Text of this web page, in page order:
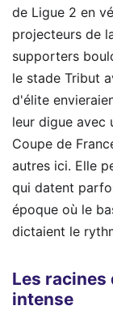
de Ligue 2 en
projecteurs de
supporters
le stade Tribut
d'élite
leur digue avec
Coupe de
autres ici. Elle
qui datent
époque où le
dictaient le
Les
intense